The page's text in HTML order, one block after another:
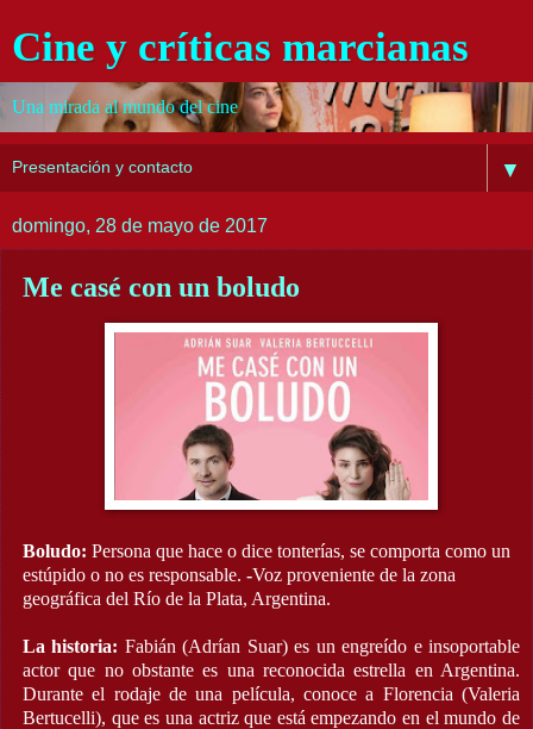
Cine y críticas marcianas
Una mirada al mundo del cine
▼
domingo, 28 de mayo de 2017
Me casé con un boludo
Boludo: Persona que hace o dice tonterías, se comporta como un
estúpido o no es responsable. -Voz proveniente de la zona
geográfica del Río de la Plata, Argentina.
La historia: Fabián (Adrían Suar) es un engreído e insoportable
actor que no obstante es una reconocida estrella en Argentina.
Durante el rodaje de una película, conoce a Florencia (Valeria
Bertucelli), que es una actriz que está empezando en el mundo de